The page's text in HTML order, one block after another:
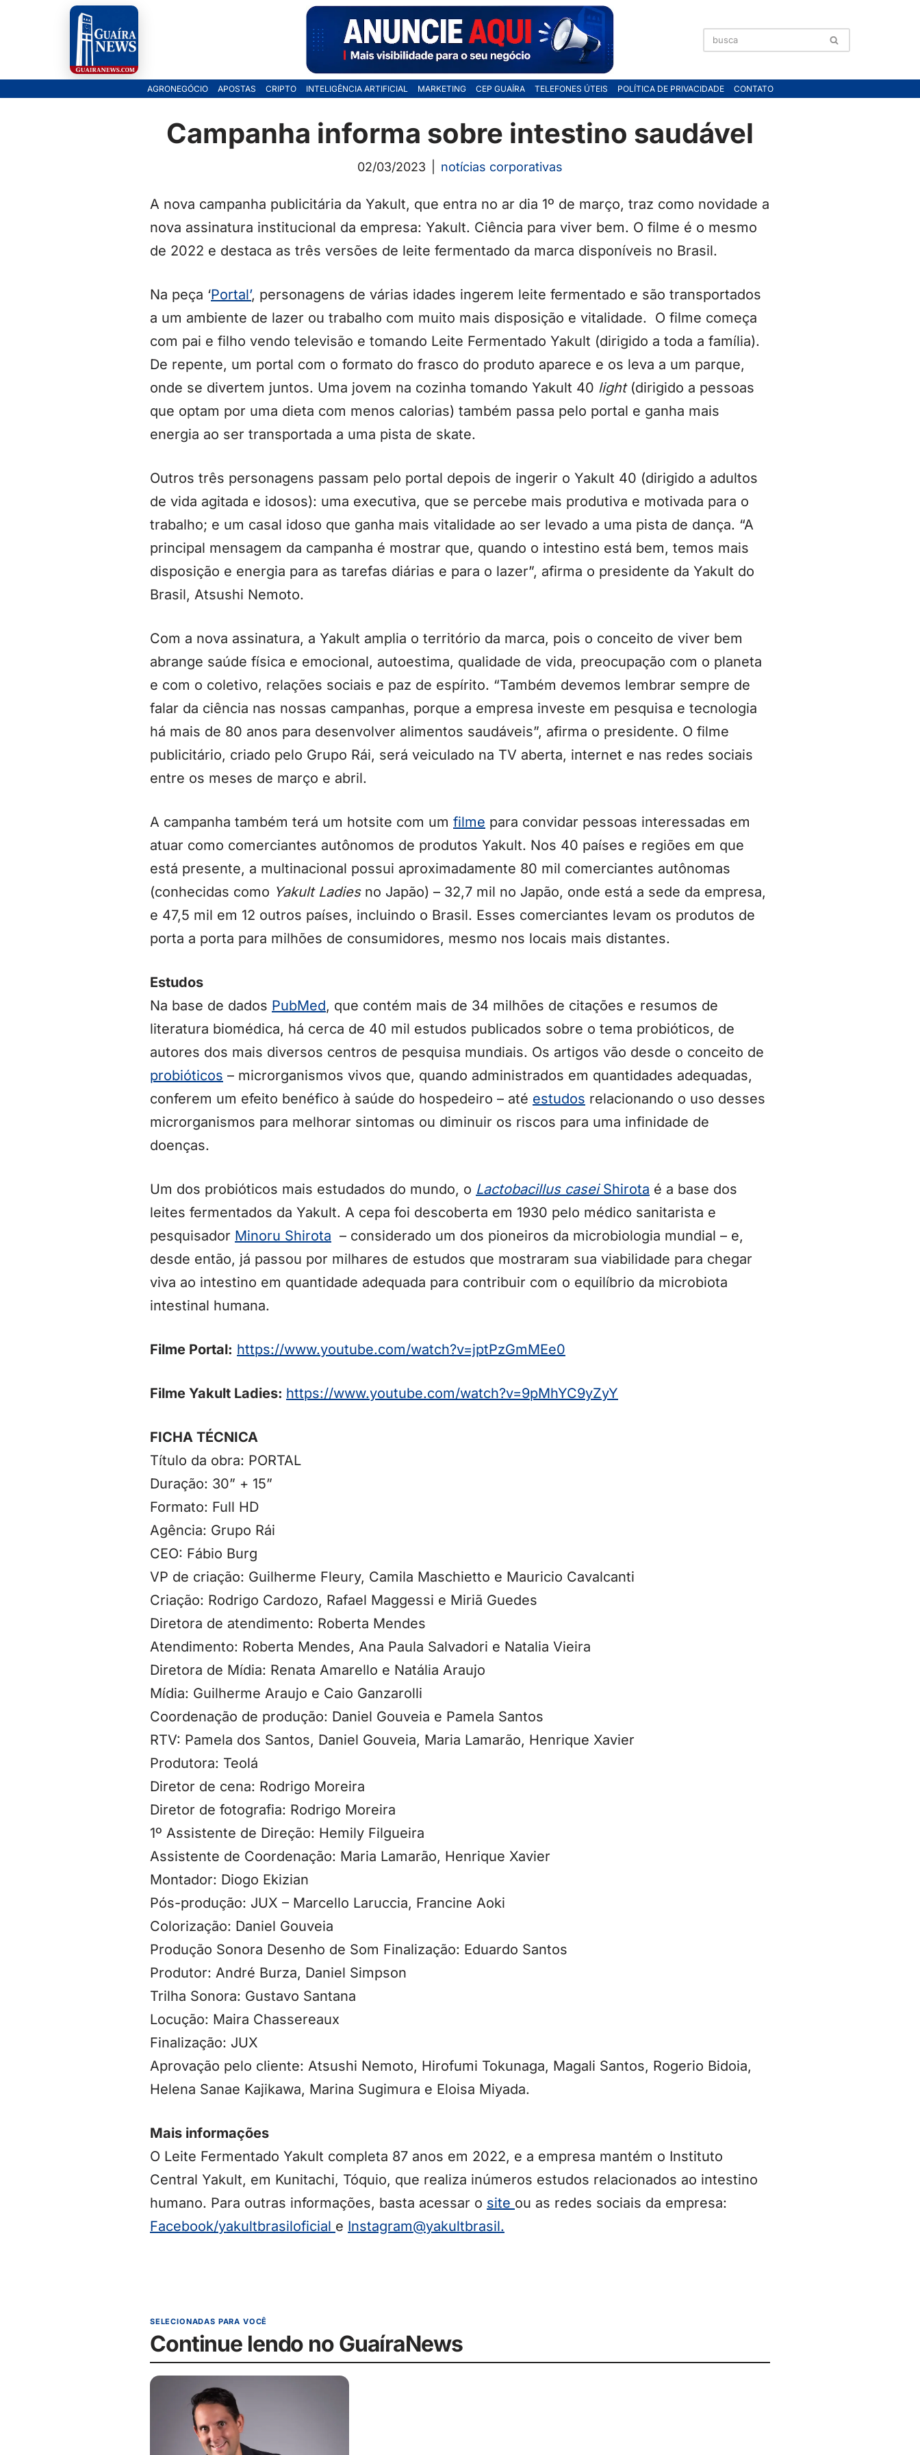
AGRONEGÓCIO APOSTAS CRIPTO INTELIGÊNCIA ARTIFICIAL MARKETING CEP GUAÍRA TELEFONES ÚTEIS POLÍTICA DE PRIVACIDADE CONTATO
Campanha informa sobre intestino saudável
02/03/2023 notícias corporativas
A nova campanha publicitária da Yakult, que entra no ar dia 1º de março, traz como novidade a
nova assinatura institucional da empresa: Yakult. Ciência para viver bem. O filme é o mesmo
de 2022 e destaca as três versões de leite fermentado da marca disponíveis no Brasil.
Na peça ‘Portal’, personagens de várias idades ingerem leite fermentado e são transportados
a um ambiente de lazer ou trabalho com muito mais disposição e vitalidade. O filme começa
com pai e filho vendo televisão e tomando Leite Fermentado Yakult (dirigido a toda a família).
De repente, um portal com o formato do frasco do produto aparece e os leva a um parque,
onde se divertem juntos. Uma jovem na cozinha tomando Yakult 40 light (dirigido a pessoas
que optam por uma dieta com menos calorias) também passa pelo portal e ganha mais
energia ao ser transportada a uma pista de skate.
Outros três personagens passam pelo portal depois de ingerir o Yakult 40 (dirigido a adultos
de vida agitada e idosos): uma executiva, que se percebe mais produtiva e motivada para o
trabalho; e um casal idoso que ganha mais vitalidade ao ser levado a uma pista de dança. “A
principal mensagem da campanha é mostrar que, quando o intestino está bem, temos mais
disposição e energia para as tarefas diárias e para o lazer”, afirma o presidente da Yakult do
Brasil, Atsushi Nemoto.
Com a nova assinatura, a Yakult amplia o território da marca, pois o conceito de viver bem
abrange saúde física e emocional, autoestima, qualidade de vida, preocupação com o planeta
e com o coletivo, relações sociais e paz de espírito. “Também devemos lembrar sempre de
falar da ciência nas nossas campanhas, porque a empresa investe em pesquisa e tecnologia
há mais de 80 anos para desenvolver alimentos saudáveis”, afirma o presidente. O filme
publicitário, criado pelo Grupo Rái, será veiculado na TV aberta, internet e nas redes sociais
entre os meses de março e abril.
A campanha também terá um hotsite com um filme para convidar pessoas interessadas em
atuar como comerciantes autônomos de produtos Yakult. Nos 40 países e regiões em que
está presente, a multinacional possui aproximadamente 80 mil comerciantes autônomas
(conhecidas como Yakult Ladiesno Japão) – 32,7 mil no Japão, onde está a sede da empresa,
e 47,5 mil em 12 outros países, incluindo o Brasil. Esses comerciantes levam os produtos de
porta a porta para milhões de consumidores, mesmo nos locais mais distantes.
Estudos
Na base de dados PubMed, que contém mais de 34 milhões de citações e resumos de
literatura biomédica, há cerca de 40 mil estudos publicados sobre o tema probióticos, de
autores dos mais diversos centros de pesquisa mundiais. Os artigos vão desde o conceito de
probióticos – microrganismos vivos que, quando administrados em quantidades adequadas,
conferem um efeito benéfico à saúde do hospedeiro – até estudos relacionando o uso desses
microrganismos para melhorar sintomas ou diminuir os riscos para uma infinidade de
doenças.
Um dos probióticos mais estudados do mundo, o Lactobacillus caseiShirota é a base dos
leites fermentados da Yakult. A cepa foi descoberta em 1930 pelo médico sanitarista e
pesquisador Minoru Shirota – considerado um dos pioneiros da microbiologia mundial – e,
desde então, já passou por milhares de estudos que mostraram sua viabilidade para chegar
viva ao intestino em quantidade adequada para contribuir com o equilíbrio da microbiota
intestinal humana.
Filme Portal: https://www.youtube.com/watch?v=jptPzGmMEe0
Filme Yakult Ladies: https://www.youtube.com/watch?v=9pMhYC9yZyY
FICHA TÉCNICA
Título da obra: PORTAL
Duração: 30” + 15”
Formato: Full HD
Agência: Grupo Rái
CEO: Fábio Burg
VP de criação: Guilherme Fleury, Camila Maschietto e Mauricio Cavalcanti
Criação: Rodrigo Cardozo, Rafael Maggessi e Miriã Guedes
Diretora de atendimento: Roberta Mendes
Atendimento: Roberta Mendes, Ana Paula Salvadori e Natalia Vieira
Diretora de Mídia: Renata Amarello e Natália Araujo
Mídia: Guilherme Araujo e Caio Ganzarolli
Coordenação de produção: Daniel Gouveia e Pamela Santos
RTV: Pamela dos Santos, Daniel Gouveia, Maria Lamarão, Henrique Xavier
Produtora: Teolá
Diretor de cena: Rodrigo Moreira
Diretor de fotografia: Rodrigo Moreira
1º Assistente de Direção: Hemily Filgueira
Assistente de Coordenação: Maria Lamarão, Henrique Xavier
Montador: Diogo Ekizian
Pós-produção: JUX – Marcello Laruccia, Francine Aoki
Colorização: Daniel Gouveia
Produção Sonora Desenho de Som Finalização: Eduardo Santos
Produtor: André Burza, Daniel Simpson
Trilha Sonora: Gustavo Santana
Locução: Maira Chassereaux
Finalização: JUX
Aprovação pelo cliente: Atsushi Nemoto, Hirofumi Tokunaga, Magali Santos, Rogerio Bidoia,
Helena Sanae Kajikawa, Marina Sugimura e Eloisa Miyada.
Mais informações
O Leite Fermentado Yakult completa 87 anos em 2022, e a empresa mantém o Instituto
Central Yakult, em Kunitachi, Tóquio, que realiza inúmeros estudos relacionados ao intestino
humano. Para outras informações, basta acessar o site ou as redes sociais da empresa:
Facebook/yakultbrasiloficial e Instagram@yakultbrasil.
SELECIONADAS PARA VOCÊ
Continue lendo no GuaíraNews